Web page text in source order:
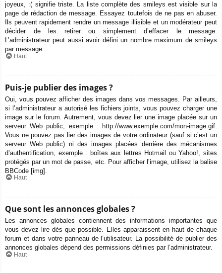
joyeux, :( signifie triste. La liste complète des smileys est visible sur la
page de rédaction de message. Essayez toutefois de ne pas en abuser.
Ils peuvent rapidement rendre un message illisible et un modérateur peut
décider de les retirer ou simplement d’effacer le message.
L’administrateur peut aussi avoir défini un nombre maximum de smileys
par message.
Haut
Puis-je publier des images ?
Oui, vous pouvez afficher des images dans vos messages. Par ailleurs,
si l’administrateur a autorisé les fichiers joints, vous pouvez charger une
image sur le forum. Autrement, vous devez lier une image placée sur un
serveur Web public, exemple : http://www.exemple.com/mon-image.gif.
Vous ne pouvez pas lier des images de votre ordinateur (sauf si c’est un
serveur Web public) ni des images placées derrière des mécanismes
d’authentification, exemple : boîtes aux lettres Hotmail ou Yahoo!, sites
protégés par un mot de passe, etc. Pour afficher l’image, utilisez la balise
BBCode [img].
Haut
Que sont les annonces globales ?
Les annonces globales contiennent des informations importantes que
vous devez lire dès que possible. Elles apparaissent en haut de chaque
forum et dans votre panneau de l’utilisateur. La possibilité de publier des
annonces globales dépend des permissions définies par l’administrateur.
Haut